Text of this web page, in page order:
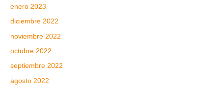
enero 2023
diciembre 2022
noviembre 2022
octubre 2022
septiembre 2022
agosto 2022